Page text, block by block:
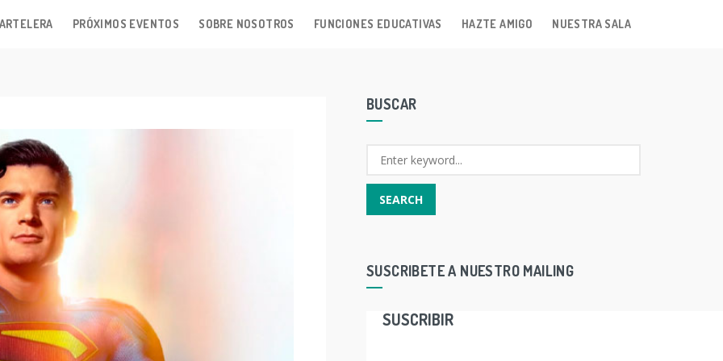
PRÓXIMOS EVENTOS SOBRE NOSOTROS FUNCIONES EDUCATIVAS HAZTE AMIGO NUESTRA SALA
BUSCAR
SUSCRIBETE A NUESTRO MAILING
SUSCRIBIR